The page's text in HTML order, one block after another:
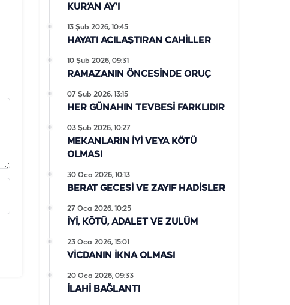
KUR’AN AY'I
HAYATI ACILAŞTIRAN CAHİLLER
13 Şub 2026, 10:45
RAMAZANIN ÖNCESİNDE ORUÇ
10 Şub 2026, 09:31
HER GÜNAHIN TEVBESİ FARKLIDIR
07 Şub 2026, 13:15
MEKANLARIN İYİ VEYA KÖTÜ
OLMASI
03 Şub 2026, 10:27
BERAT GECESİ VE ZAYIF HADİSLER
30 Oca 2026, 10:13
İYİ, KÖTÜ, ADALET VE ZULÜM
27 Oca 2026, 10:25
VİCDANIN İKNA OLMASI
23 Oca 2026, 15:01
İLAHİ BAĞLANTI
20 Oca 2026, 09:33